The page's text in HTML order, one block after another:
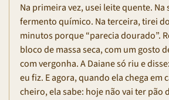
Na primeira vez, usei leite quente.
fermento químico. Na terceira, tirei
minutos porque “parecia dourado”.
bloco de massa seca, com um gosto
com vergonha. A Daiane só riu e
eu fiz. E agora, quando ela chega em
cheiro, ela sabe: hoje não vai ter pão